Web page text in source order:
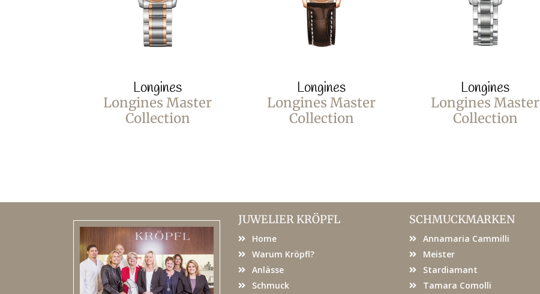
Longines
Longines Master
Collection
Longines
Longines Master
Collection
Longines
Longines Master
Collection
JUWELIER KRÖPFL
Home
Warum Kröpfl?
Anlässe
Schmuck
SCHMUCKMARKEN
Annamaria Cammilli
Meister
Stardiamant
Tamara Comolli